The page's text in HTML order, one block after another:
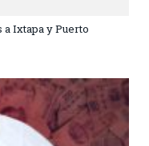
Ixtapa y Puerto